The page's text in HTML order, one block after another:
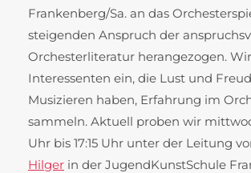
Frankenberg/Sa. an das
steigenden Anspruch der
Orchesterliteratur herangezogen.
Interessenten ein, die Lust und
Musizieren haben, Erfahrung im
sammeln. Aktuell proben wir
Uhr bis 17:15 Uhr unter der Leitung
Hilger in der JugendKunstSchule